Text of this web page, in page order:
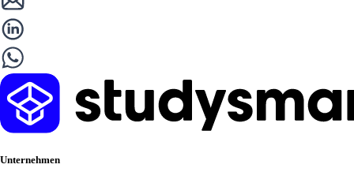
Unternehmen